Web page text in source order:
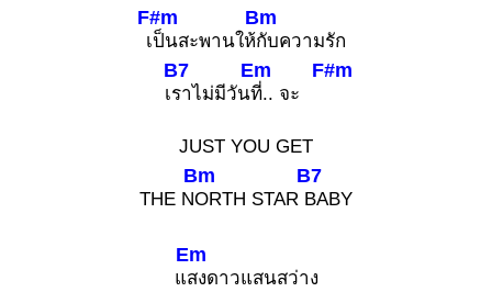
เ
F#m
ป็นสะพานให้
Bm
กับความรัก
เ
B7
ราไม่มีวัน
Em
ที่.. จะ
F#m
JUST YOU GET
THE N
Bm
ORTH STAR
B7
BABY
แ
Em
สงดาวแสนสว่าง